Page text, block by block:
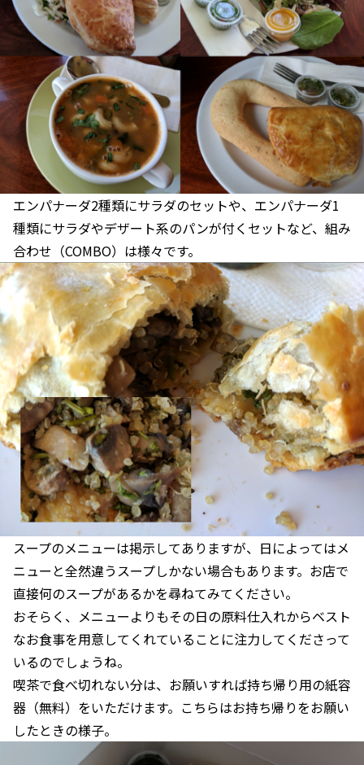
エンパナーダ2種類にサラダのセットや、エンパナーダ1
種類にサラダやデザート系のパンが付くセットなど、組み
合わせ（COMBO）は様々です。
スープのメニューは掲示してありますが、日によってはメ
ニューと全然違うスープしかない場合もあります。お店で
直接何のスープがあるかを尋ねてみてください。
おそらく、メニューよりもその日の原料仕入れからベスト
なお食事を用意してくれていることに注力してくださって
いるのでしょうね。
喫茶で食べ切れない分は、お願いすれば持ち帰り用の紙容
器（無料）をいただけます。こちらはお持ち帰りをお願い
したときの様子。